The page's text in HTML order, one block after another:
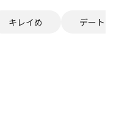
キレイめ デート